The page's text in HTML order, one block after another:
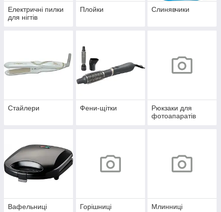
Електричні пилки
для нігтів
Плойки Слинявчики
Стайлери Фени-щітки
Рюкзаки для
фотоапаратів
Вафельниці Горішниці Млинниці